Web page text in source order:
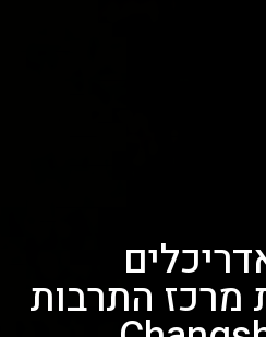
מרכז התרבות